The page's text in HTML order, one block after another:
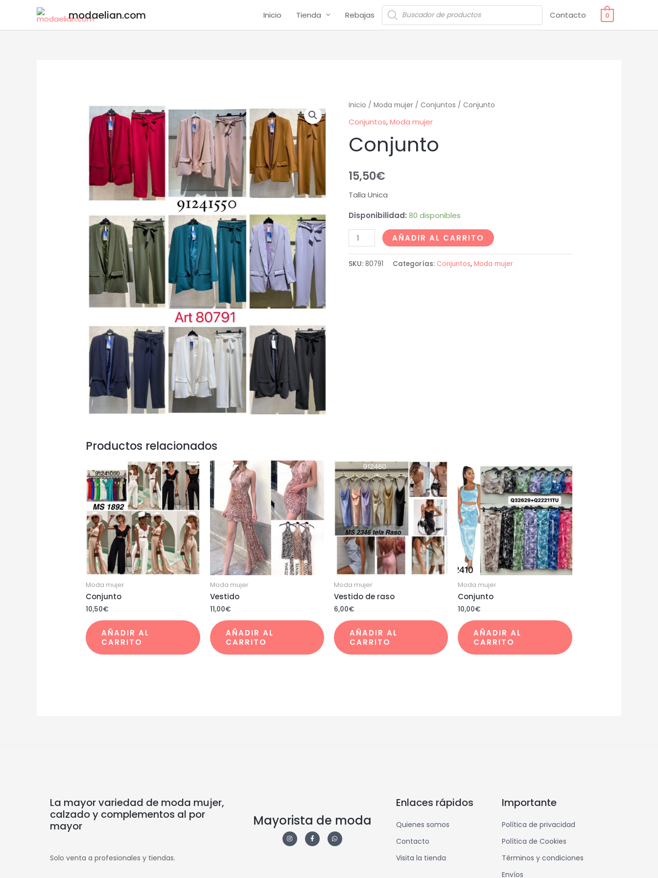
modaelian.com Inicio Tienda Rebajas Contacto 0
Inicio / Moda mujer/ Conjuntos / Conjunto
Conjuntos,Moda mujer
Conjunto
15,50€
Talla Unica
Disponibilidad: 80 disponibles
AÑADIR AL CARRITO
SKU: 80791 Categorías: Conjuntos, Moda mujer
Productos relacionados
Moda mujer
Conjunto
10,50€
AÑADIR AL
CARRITO
Moda mujer
Vestido
11,00€
AÑADIR AL
CARRITO
Moda mujer
Vestido de raso
6,00€
AÑADIR AL
CARRITO
Moda mujer
Conjunto
10,00€
AÑADIR AL
CARRITO
La mayor variedad de moda mujer,
calzado y complementos al por
mayor
Solo venta a profesionales y tiendas.
Mayorista de moda
Enlaces rápidos
Quienes somos
Contacto
Visita la tienda
Importante
Política de privacidad
Política de Cookies
Términos y condiciones
Envíos